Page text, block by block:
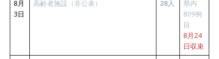
8月
3日
高齢者施設（非公表） 28人
県内
809例
目
8月24
日収束